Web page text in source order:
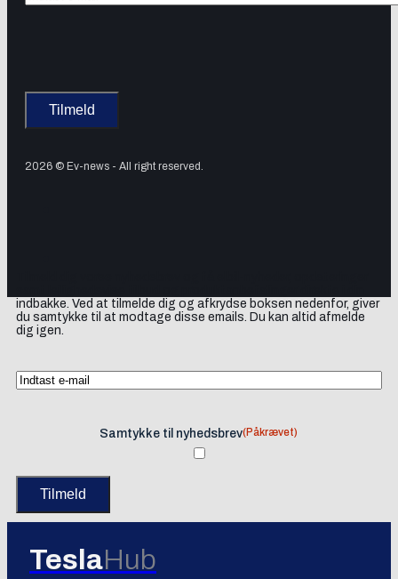
2026 © Ev-news - All right reserved.
indbakke. Ved at tilmelde dig og afkrydse boksen nedenfor, giver
du samtykke til at modtage disse emails. Du kan altid afmelde
dig igen.
Samtykke til nyhedsbrev(Påkrævet)
TeslaHub